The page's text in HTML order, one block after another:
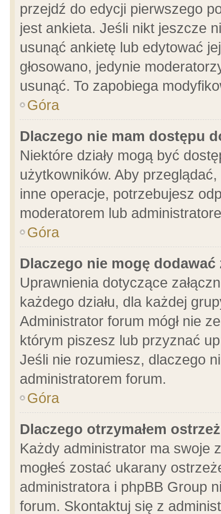
przejdź do edycji pierwszego
jest ankieta. Jeśli nikt jeszcze
usunąć ankietę lub edytować
głosowano, jedynie
usunąć. To zapobiega
Góra
Dlaczego nie mam dostępu
Niektóre działy mogą być
użytkowników. Aby
inne operacje, potrzebujesz
moderatorem lub
Góra
Dlaczego nie mogę dodawać
Uprawnienia dotyczące
każdego działu, dla każdej
Administrator forum mógł nie
którym piszesz lub przyznać
Jeśli nie rozumiesz, dlaczego
administratorem forum.
Góra
Dlaczego otrzymałem
Każdy administrator ma swoje
mogłeś zostać ukarany
administratora i phpBB Group
forum. Skontaktuj się z